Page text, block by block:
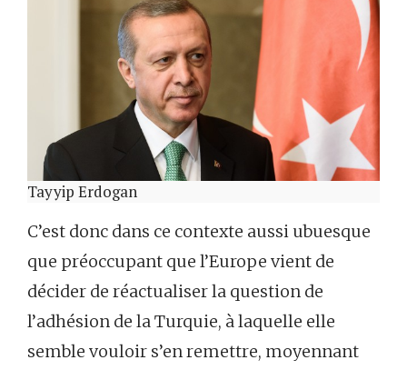
Tayyip Erdogan
C’est donc dans ce contexte aussi ubuesque
que préoccupant que l’Europe vient de
décider de réactualiser la question de
l’adhésion de la Turquie, à laquelle elle
semble vouloir s’en remettre, moyennant